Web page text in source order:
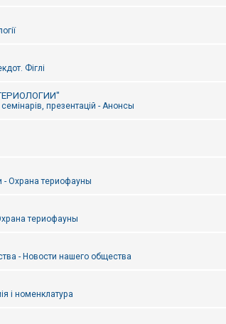
Фіглі
презентацій - Анонсы
- Охрана териофауны
териофауны
- Новости нашего общества
і номенклатура